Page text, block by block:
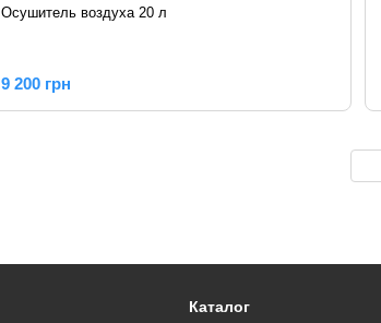
Осушитель воздуха 20 л
9 200 грн
Каталог